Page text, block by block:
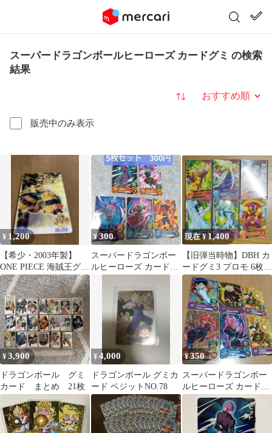
スーパードラゴンボールヒーローズ カードグミ の検索
結果
販売中のみ表示
並び替え
¥ 1,200
【希少・2003年製】
ONE PIECE 海賊王グミ
3Dカード No.130
¥300
スーパードラゴンボー
ルヒーローズ カード
現在 ¥1,400
【旧弾当時物】DBH カ
ードグミ3 プロモ 6枚セ
ット ドラゴンボールヒ
ーローズ
¥3,900
ドラゴンボール グミ
カード まとめ 21枚
¥4,000
ドラゴンボール グミカ
ード ベジットNO.78
¥350
スーパードラゴンボー
ルヒーローズ カードグ
ミ 21枚セット